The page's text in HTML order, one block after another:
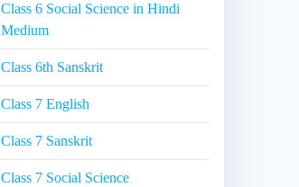
Class 6 Social Science in Hindi
Medium
Class 6th Sanskrit
Class 7 English
Class 7 Sanskrit
Class 7 Social Science